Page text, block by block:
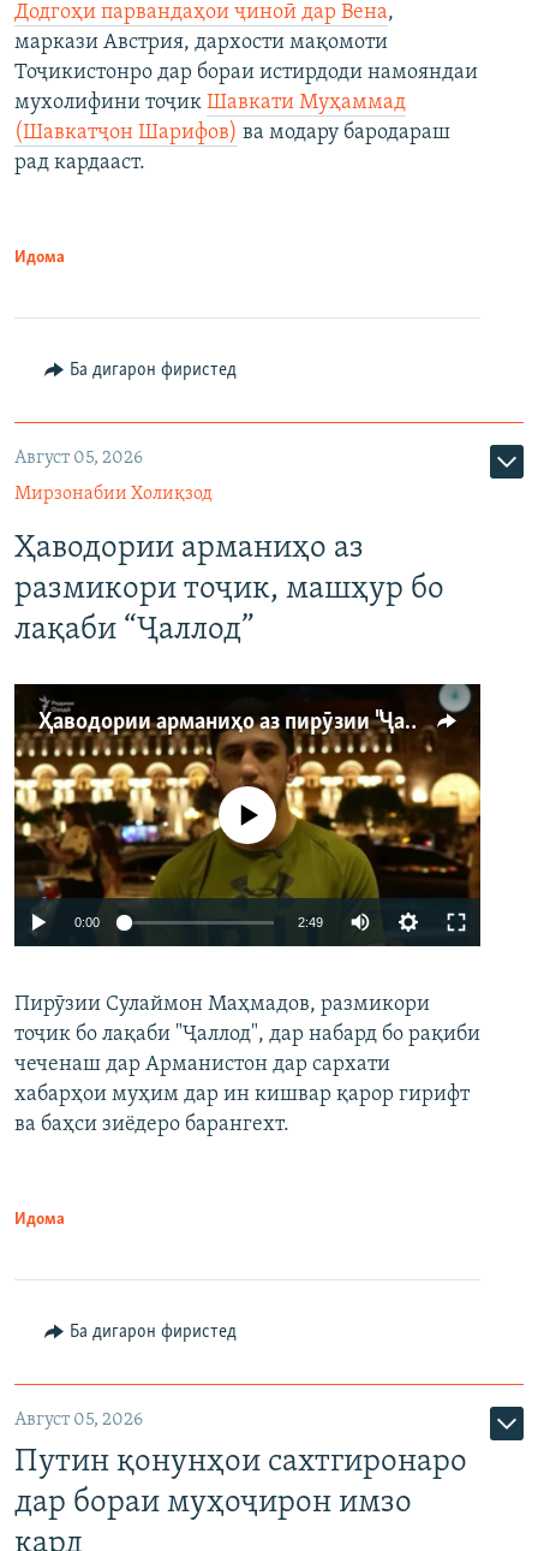
Додгоҳи парвандаҳои ҷиноӣ дар Вена,
маркази Австрия, дархости мақомоти
Тоҷикистонро дар бораи истирдоди намояндаи
мухолифини тоҷик Шавкати Муҳаммад
(Шавкатҷон Шарифов) ва модару бародараш
рад кардааст.
Идома
Ба дигарон фиристед
Август 05, 2026
Мирзонабии Холиқзод
Ҳаводории арманиҳо аз
размикори тоҷик, машҳур бо
лақаби “Ҷаллод”
Ҳаводории арманиҳо аз пирӯзии "Ҷаллод"-и тоҷик
Auto 240p 360p 480p
720p 1080p
Феълан кор намекунад
0:00 2:49
360p
480p
Пирӯзии Сулаймон Маҳмадов, размикори
тоҷик бо лақаби "Ҷаллод", дар набард бо рақиби
чеченаш дар Арманистон дар сархати
хабарҳои муҳим дар ин кишвар қарор гирифт
ва баҳси зиёдеро барангехт.
Идома
Ба дигарон фиристед
Август 05, 2026
Путин қонунҳои сахтгиронаро
дар бораи муҳоҷирон имзо